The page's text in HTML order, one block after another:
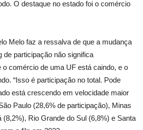
O destaque no estado foi o comércio
Melo faz a ressalva de que a mudança
de participação não significa
o comércio de uma UF está caindo, e o
“Isso é participação no total. Pode
está crescendo em velocidade maior
Paulo (28,6% de participação), Minas
(8,2%), Rio Grande do Sul (6,8%) e Santa